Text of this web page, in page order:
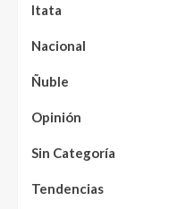
Itata
Nacional
Ñuble
Opinión
Sin Categoría
Tendencias